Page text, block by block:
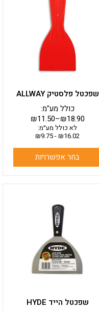
שפכטל פלסטיק ALLWAY
₪11.50–₪18.90
כולל מע"מ:
לא כולל מע״מ:
₪16.02
-
₪9.75
בחר אפשרויות
מספר
סוגים.
ניתן
לבחור
האפשרויות
שפכטל הייד HYDE
יש
מספר
סוגים.
ניתן
לבחור
את
האפשרויות